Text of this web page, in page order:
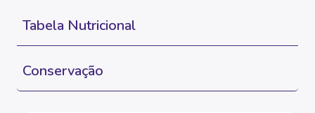
Tabela Nutricional
Conservação